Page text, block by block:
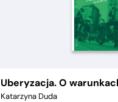
Uberyzacja. O
Katarzyna Duda